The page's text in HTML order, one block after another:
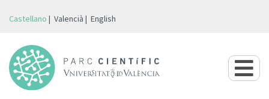
Castellano Valencià English